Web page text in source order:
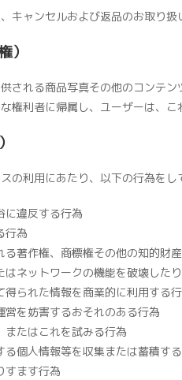
キャンセルおよび返品のお取り扱
）
される商品写真その他のコンテ
権利者に帰属し、ユーザーは、
の利用にあたり、以下の行為をし
に違反する行為
行為
る著作権、商標権その他の知的財
はネットワークの機能を破壊した
得られた情報を商業的に利用する
営を妨害するおそれのある行為
またはこれを試みる行為
る個人情報等を収集または蓄積す
すます行為